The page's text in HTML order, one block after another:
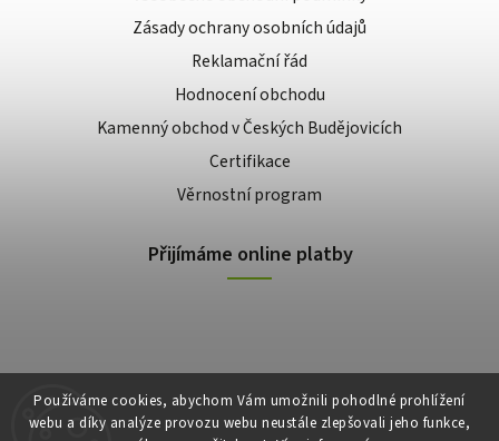
Používáme cookies, abychom Vám umožnili pohodlné prohlížení
webu a díky analýze provozu webu neustále zlepšovali jeho funkce,
Zásady ochrany osobních údajů
Reklamační řád
Hodnocení obchodu
Kamenný obchod v Českých Budějovicích
Certifikace
Věrnostní program
Přijímáme online platby